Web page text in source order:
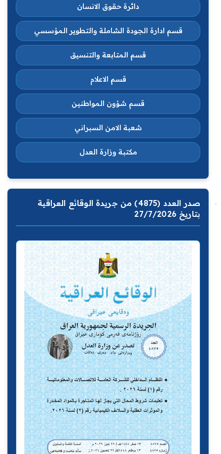
دائرة حقوق الانسان
قسم ادارة الجودة الشاملة والتطوير المؤسسي
قسم المتابعة والتنسيق
قسم الاعلام
قسم شؤون المواطنين
شعبة الامن السبراني
مكتبة وزارة العدل
صدر العدد (4875) من جريدة الوقائع العراقية
بتاريخ 27/7/2026